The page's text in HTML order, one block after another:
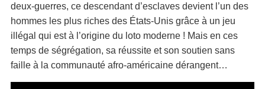
deux-guerres, ce descendant d’esclaves devient l’un des
hommes les plus riches des États-Unis grâce à un jeu
illégal qui est à l’origine du loto moderne ! Mais en ces
temps de ségrégation, sa réussite et son soutien sans
faille à la communauté afro-américaine dérangent…